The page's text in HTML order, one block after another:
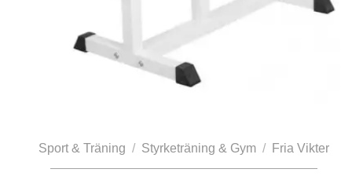
Sport & Träning / Styrketräning & Gym / Fria Vikter